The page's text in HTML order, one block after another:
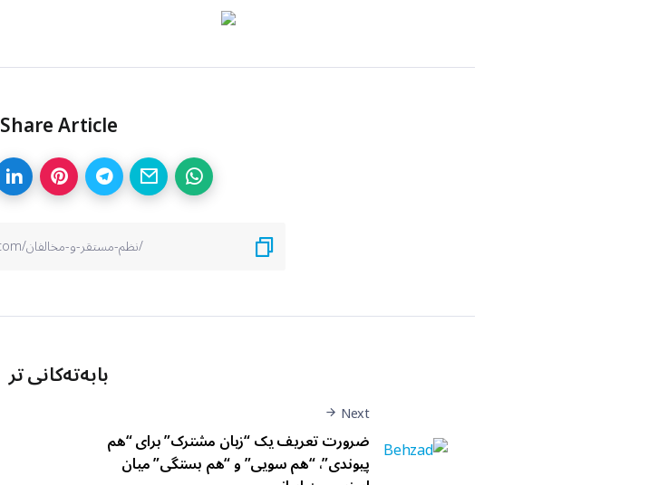
Share Article
بابەتەکانی تر
Next
ضرورت تعریف یک “زبان مشترک” برای “هم
پیوندی”، “هم سویی” و “هم بستگی” میان